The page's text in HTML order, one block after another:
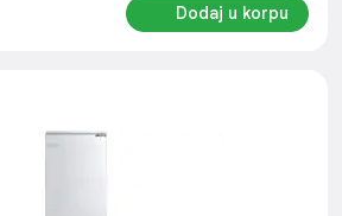
Dodaj u korpu